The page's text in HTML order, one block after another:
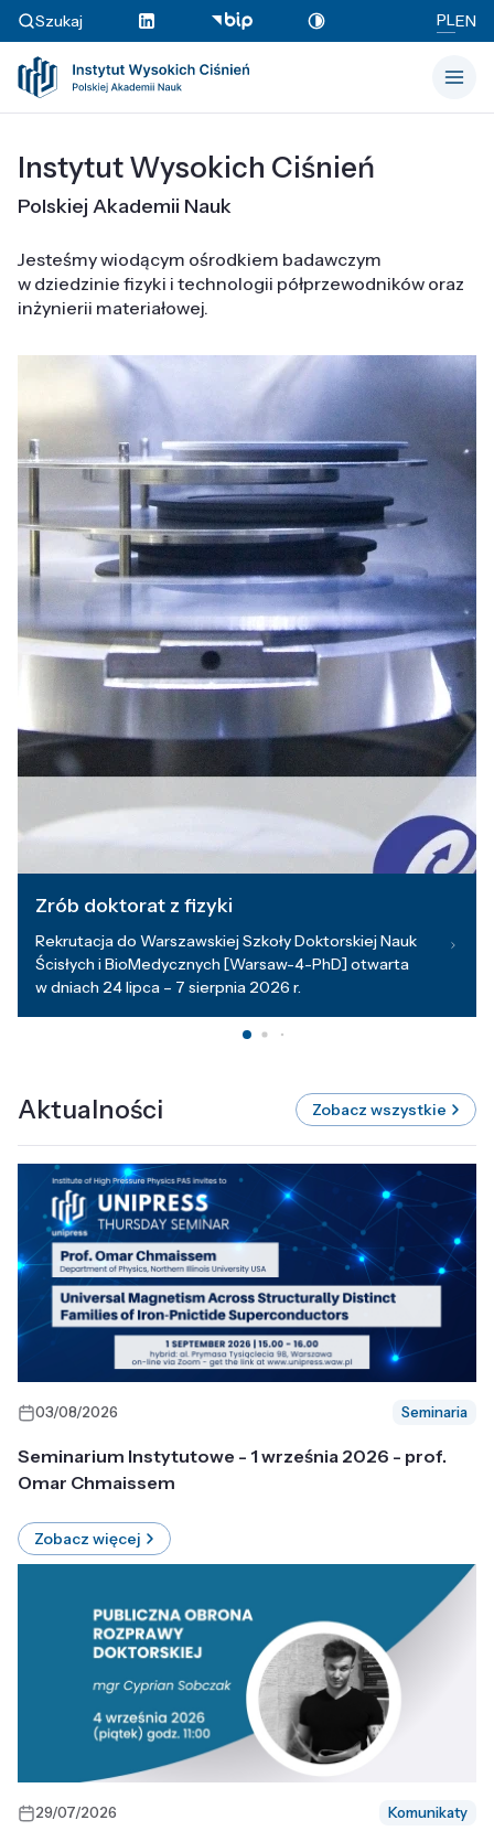
Szukaj PLEN
Instytut Wysokich Ciśnień
Polskiej Akademii Nauk
Jesteśmy wiodącym ośrodkiem badawczym
w dziedzinie fizyki i technologii półprzewodników oraz
inżynierii materiałowej.
Zrób doktorat z fizyki
Rekrutacja do Warszawskiej Szkoły Doktorskiej Nauk
Ścisłych i BioMedycznych [Warsaw-4-PhD] otwarta
w dniach 24 lipca – 7 sierpnia 2026 r.
Aktualności Zobacz wszystkie
03/08/2026 Seminaria
Seminarium Instytutowe - 1 września 2026 - prof.
Omar Chmaissem
Zobacz więcej
29/07/2026 Komunikaty